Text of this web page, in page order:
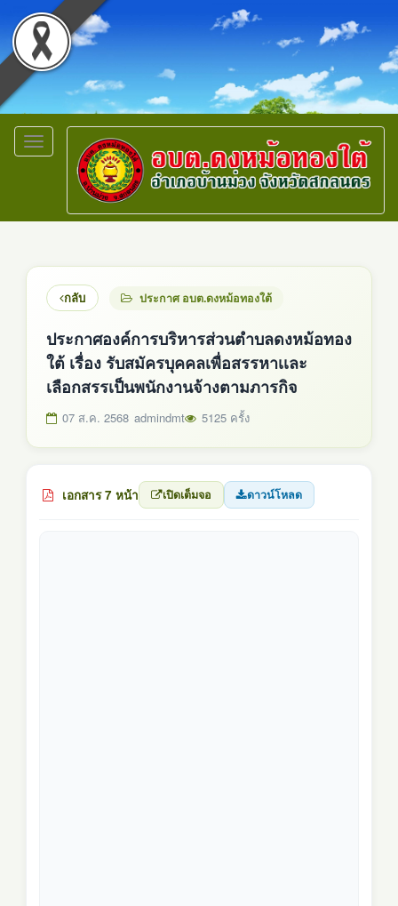
Toggle
navigation
กลับ ประกาศ อบต.ดงหม้อทองใต้
ประกาศองค์การบริหารส่วนตำบลดงหม้อทอง
ใต้ เรื่อง รับสมัครบุคคลเพื่อสรรหาเเละ
เลือกสรรเป็นพนักงานจ้างตามภารกิจ
07 ส.ค. 2568 admindmt 5125 ครั้ง
เอกสาร 7 หน้า เปิดเต็มจอ ดาวน์โหลด